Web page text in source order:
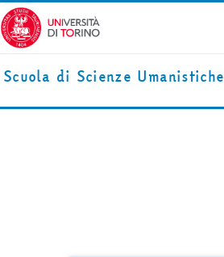
Vai al contenuto principale
Scuola di Scienze Umanistiche